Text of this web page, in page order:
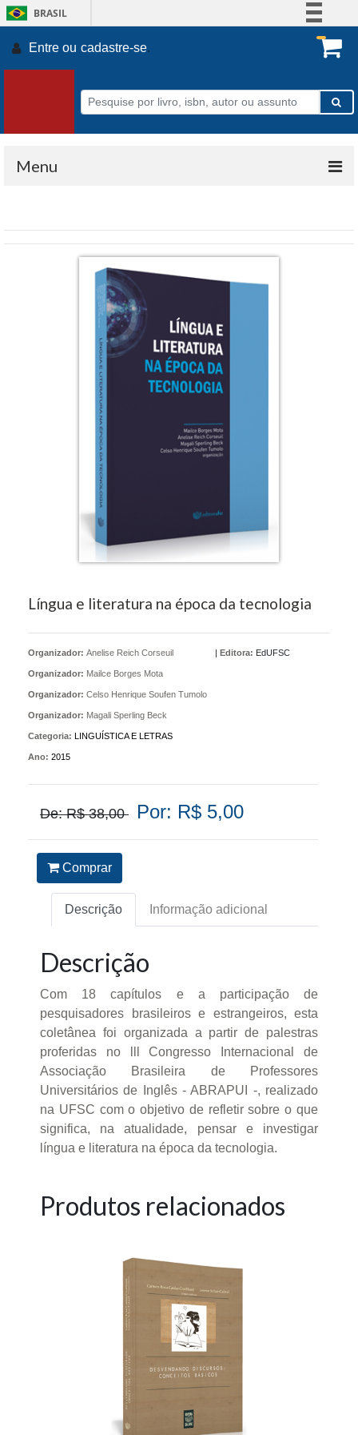
BRASIL
Participe
Acesso à informação
Legislação
Entre ou cadastre-se.
Menu
Língua e literatura na época da tecnologia
Organizador: Anelise Reich Corseuil
Organizador: Mailce Borges Mota
Organizador: Celso Henrique Soufen Tumolo
Organizador: Magali Sperling Beck
| Editora: EdUFSC
Categoria: LINGUÍSTICA E LETRAS
Ano: 2015
De: R$ 38,00 Por: R$ 5,00
Comprar
Descrição Informação adicional
Descrição
Com 18 capítulos e a participação de
pesquisadores brasileiros e estrangeiros, esta
coletânea foi organizada a partir de palestras
proferidas no lll Congresso Internacional de
Associação Brasileira de Professores
Universitários de Inglês - ABRAPUI -, realizado
na UFSC com o objetivo de refletir sobre o que
significa, na atualidade, pensar e investigar
língua e literatura na época da tecnologia.
Produtos relacionados